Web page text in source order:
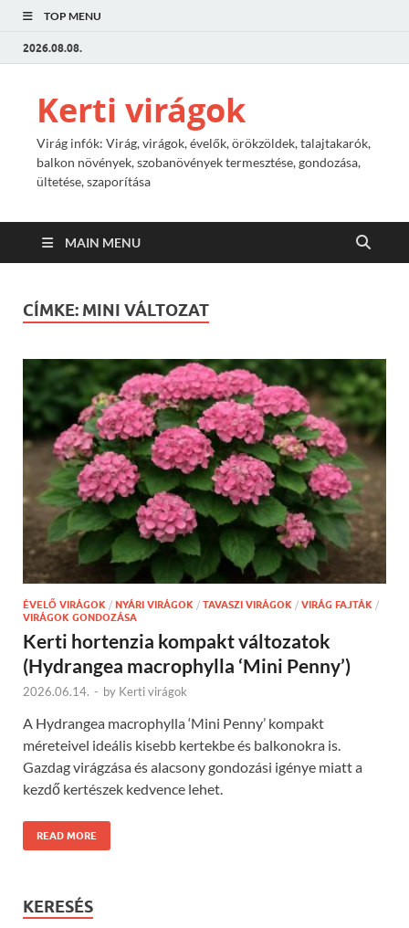
TOP MENU
2026.08.08.
Kerti virágok
Virág infók: Virág, virágok, évelők, örökzöldek, talajtakarók,
balkon növények, szobanövények termesztése, gondozása,
ültetése, szaporítása
MAIN MENU
CÍMKE: MINI VÁLTOZAT
ÉVELŐ VIRÁGOK / NYÁRI VIRÁGOK / TAVASZI VIRÁGOK / VIRÁG FAJTÁK /
VIRÁGOK GONDOZÁSA
Kerti hortenzia kompakt változatok
(Hydrangea macrophylla ‘Mini Penny’)
2026.06.14. - by Kerti virágok
A Hydrangea macrophylla ‘Mini Penny’ kompakt
méreteivel ideális kisebb kertekbe és balkonokra is.
Gazdag virágzása és alacsony gondozási igénye miatt a
kezdő kertészek kedvence lehet.
READ MORE
KERESÉS